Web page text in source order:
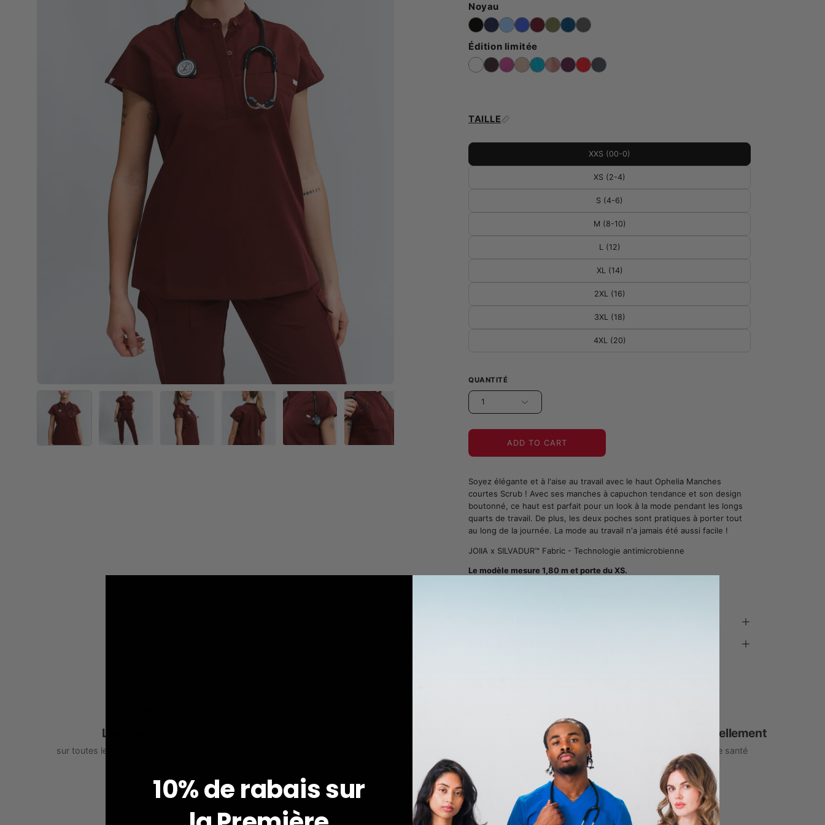
Noyau
Édition limitée
TAILLE
XXS (00-0)
XS (2-4)
S (4-6)
M (8-10)
L (12)
XL (14)
2XL (16)
3XL (18)
4XL (20)
QUANTITÉ
1
ADD TO CART
Soyez élégante et à l'aise au travail avec le haut Ophelia Manches
courtes Scrub ! Avec ses manches à capuchon tendance et son design
boutonné, ce haut est parfait pour un look à la mode pendant les longs
quarts de travail. De plus, les deux poches sont pratiques à porter tout
au long de la journée. La mode au travail n'a jamais été aussi facile !
JOIIA x SILVADUR™ Fabric - Technologie antimicrobienne
Le modèle mesure 1,80 m et porte du XS.
Livraison gratuite
sur toutes les commandes supérieures à 99$
1% de dons donnés annuellement
aux associations de soins de santé
VOUS POUVEZ AUSSI AIMER RÉCEMMENT CONSULTÉS
10% de rabais sur